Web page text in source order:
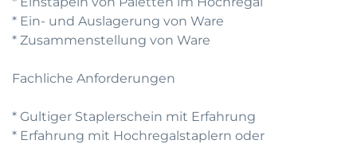
* Ein- und Auslagerung von Ware
* Zusammenstellung von Ware
Fachliche Anforderungen
* Gultiger Staplerschein mit Erfahrung
* Erfahrung mit Hochregalstaplern oder